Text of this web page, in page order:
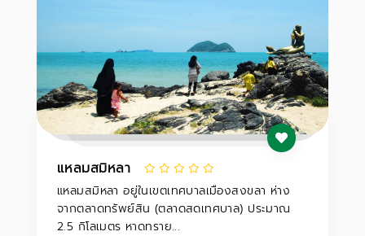
แหลมสมิหลา
แหลมสมิหลา อยู่ในเขตเทศบาลเมืองสงขลา ห่าง
จากตลาดทรัพย์สิน (ตลาดสดเทศบาล) ประมาณ
2.5 กิโลเมตร หาดทราย...